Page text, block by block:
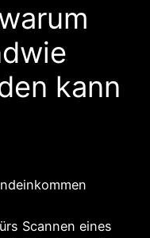
kann
Scannen eines